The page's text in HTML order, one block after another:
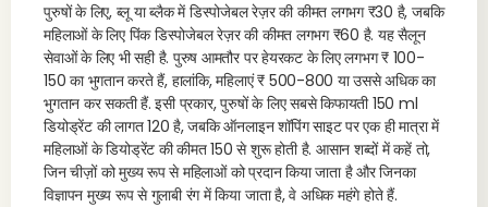
पुरुषों के लिए, ब्लू या ब्लैक में डिस्पोजेबल रेज़र की कीमत लगभग ₹30 है, जबकि
महिलाओं के लिए पिंक डिस्पोजेबल रेज़र की कीमत लगभग ₹60 है. यह सैलून
सेवाओं के लिए भी सही है. पुरुष आमतौर पर हेयरकट के लिए लगभग ₹ 100-
150 का भुगतान करते हैं, हालांकि, महिलाएं ₹ 500-800 या उससे अधिक का
भुगतान कर सकती हैं. इसी प्रकार, पुरुषों के लिए सबसे किफायती 150 ml
डियोड्रेंट की लागत 120 है, जबकि ऑनलाइन शॉपिंग साइट पर एक ही मात्रा में
महिलाओं के डियोड्रेंट की कीमत 150 से शुरू होती है. आसान शब्दों में कहें तो,
जिन चीज़ों को मुख्य रूप से महिलाओं को प्रदान किया जाता है और जिनका
विज्ञापन मुख्य रूप से गुलाबी रंग में किया जाता है, वे अधिक महंगे होते हैं.